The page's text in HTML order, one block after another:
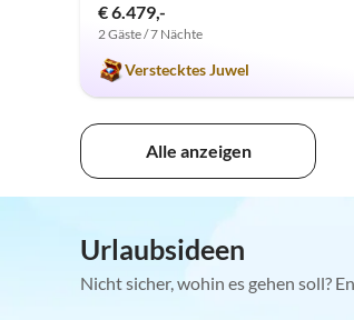
€ 6.479,-
2 Gäste / 7 Nächte
Verstecktes Juwel
Alle anzeigen
Urlaubsideen
Nicht sicher, wohin es gehen soll?